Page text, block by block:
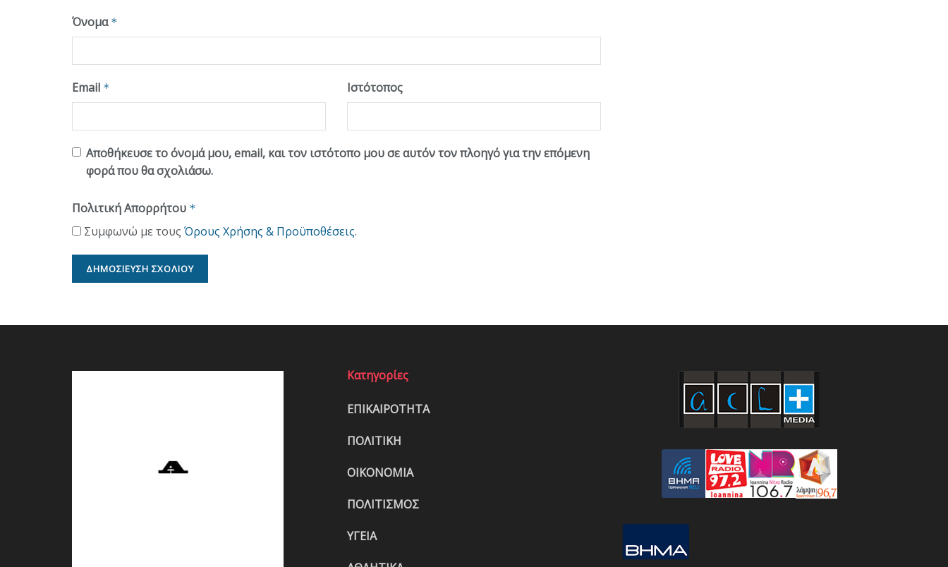
Όνομα *
Email * Ιστότοπος
Αποθήκευσε το όνομά μου, email, και τον ιστότοπο μου σε αυτόν τον πλοηγό για την επόμενη
φορά που θα σχολιάσω.
Πολιτική Απορρήτου *
Συμφωνώ με τους Όρους Χρήσης & Προϋποθέσεις.
Κατηγορίες
ΕΠΙΚΑΙΡΟΤΗΤΑ
ΠΟΛΙΤΙΚΗ
ΟΙΚΟΝΟΜΙΑ
ΠΟΛΙΤΙΣΜΟΣ
ΥΓΕΙΑ